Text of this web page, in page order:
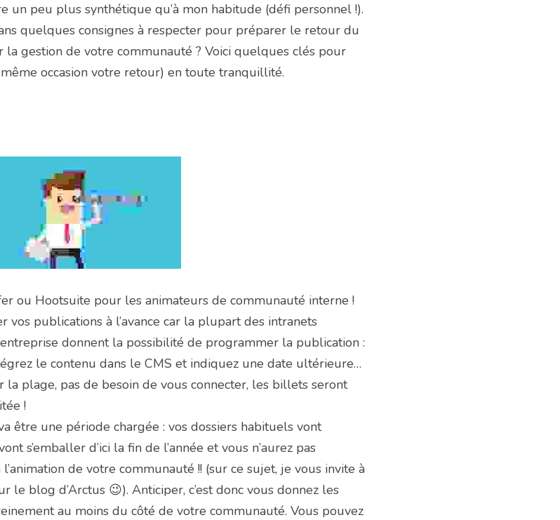
un peu plus synthétique qu’à mon habitude (défi personnel !).
quelques consignes à respecter pour préparer le retour du
gestion de votre communauté ? Voici quelques clés pour
occasion votre retour) en toute tranquillité.
ou Hootsuite pour les animateurs de communauté interne !
vos publications à l’avance car la plupart des intranets
donnent la possibilité de programmer la publication :
le contenu dans le CMS et indiquez une date ultérieure…
la plage, pas de besoin de vous connecter, les billets seront
!
être une période chargée : vos dossiers habituels vont
s’emballer d’ici la fin de l’année et vous n’aurez pas
de votre communauté !! (sur ce sujet, je vous invite à
le blog d’Arctus 😉). Anticiper, c’est donc vous donnez les
au moins du côté de votre communauté. Vous pouvez